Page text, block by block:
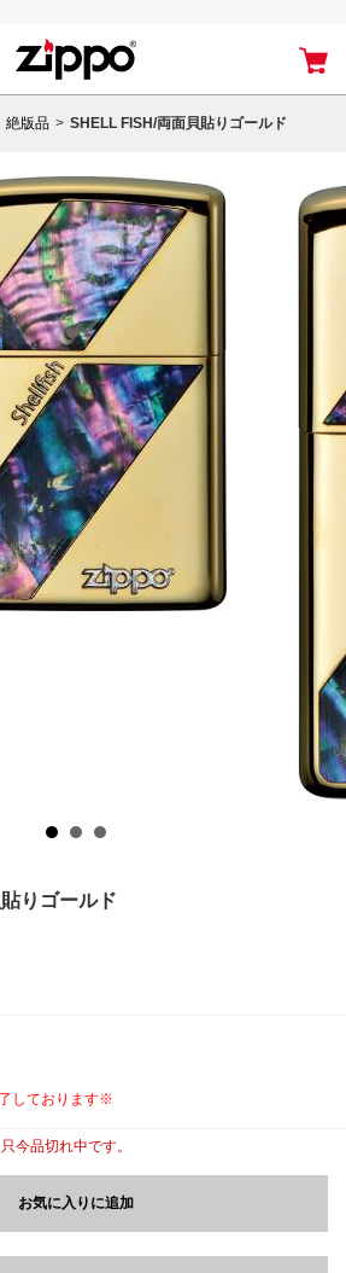
絶版品 SHELL FISH/両面貝貼りゴールド
りゴールド
しております※
今品切れ中です。
お気に入りに追加